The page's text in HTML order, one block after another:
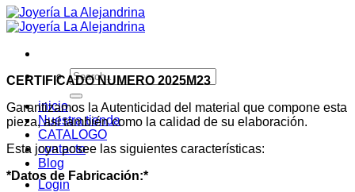
Search
for:
inicio
Nuestra tienda
CATALOGO
contacto
Blog
Login
CERTIFICADO NUMERO 2025M23
Garantizamos la Autenticidad del material que compone esta
pieza, así también como la calidad de su elaboración.
Esta joya posee las siguientes características:
*Datos de Fabricación:*